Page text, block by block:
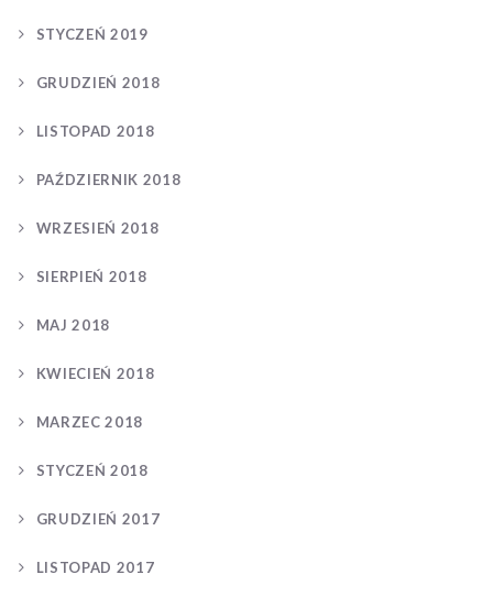
STYCZEŃ 2019
GRUDZIEŃ 2018
LISTOPAD 2018
PAŹDZIERNIK 2018
WRZESIEŃ 2018
SIERPIEŃ 2018
MAJ 2018
KWIECIEŃ 2018
MARZEC 2018
STYCZEŃ 2018
GRUDZIEŃ 2017
LISTOPAD 2017